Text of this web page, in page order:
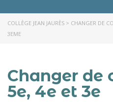
COLLÈGE JEAN JAURÈS > CHANGER DE
3EME
Changer de
5e, 4e et 3e